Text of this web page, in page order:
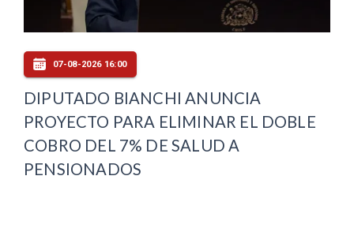
07-08-2026 16:00
DIPUTADO BIANCHI ANUNCIA
PROYECTO PARA ELIMINAR EL DOBLE
COBRO DEL 7% DE SALUD A
PENSIONADOS